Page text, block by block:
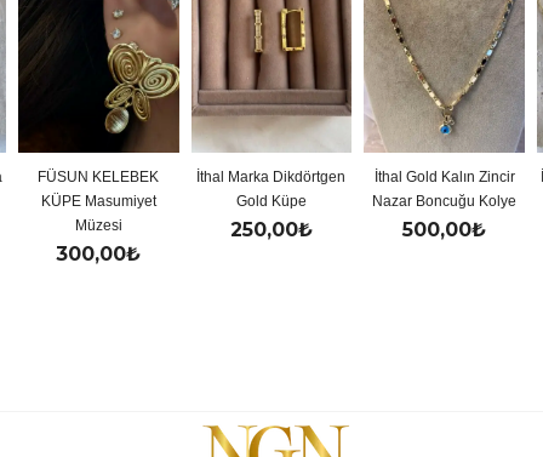
FÜSUN KELEBEK
KÜPE Masumiyet
Müzesi
300,00₺
İthal Marka Dikdörtgen
Gold Küpe
250,00₺
İthal Gold Kalın Zincir
Nazar Boncuğu Kolye
500,00₺